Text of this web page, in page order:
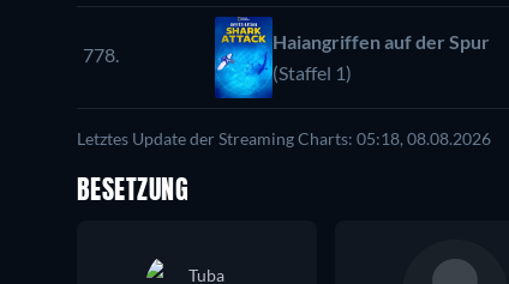
778.
Haiangriffen auf der Spur
(Staffel 1)
Letztes Update der Streaming Charts: 05:18, 08.08.2026
BESETZUNG